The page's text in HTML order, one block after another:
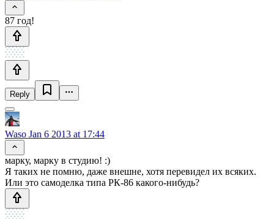
87 год!
Reply
Waso Jan 6 2013 at 17:44
марку, марку в студию! :)
Я таких не помню, даже внешне, хотя перевидел их всяких.
Или это самоделка типа РК-86 какого-нибудь?